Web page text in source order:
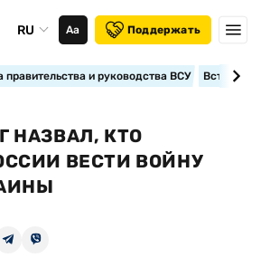
RU Аа Поддержать
правительства и руководства ВСУ
НАЗВАЛ, КТО
ВЕСТИ ВОЙНУ